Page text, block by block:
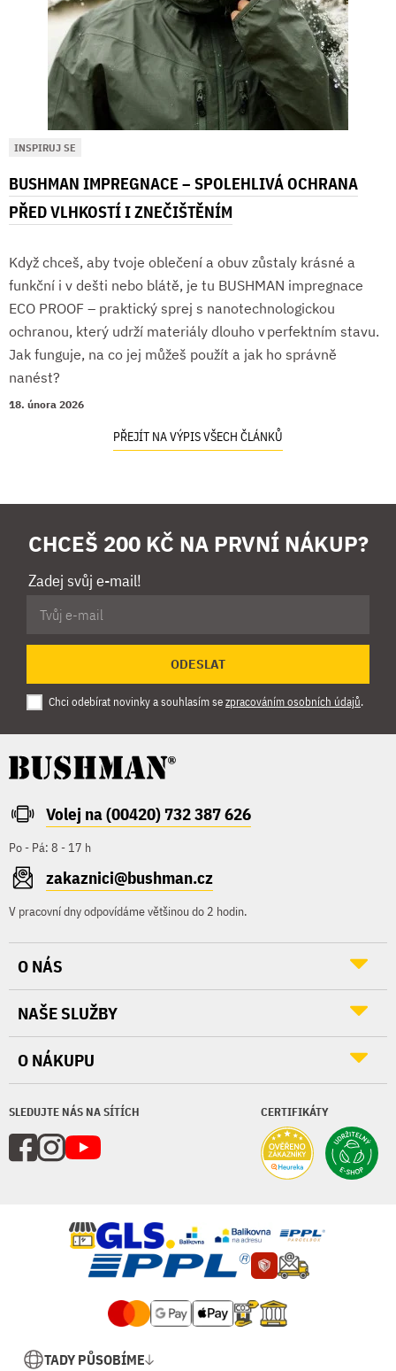
INSPIRUJ SE
BUSHMAN IMPREGNACE – SPOLEHLIVÁ OCHRANA
PŘED VLHKOSTÍ I ZNEČIŠTĚNÍM
Když chceš, aby tvoje oblečení a obuv zůstaly krásné a
funkční i v dešti nebo blátě, je tu BUSHMAN impregnace
ECO PROOF – praktický sprej s nanotechnologickou
ochranou, který udrží materiály dlouho v perfektním stavu.
Jak funguje, na co jej můžeš použít a jak ho správně
nanést?
18. února 2026
PŘEJÍT NA VÝPIS VŠECH ČLÁNKŮ
CHCEŠ 200 KČ NA PRVNÍ NÁKUP?
Zadej svůj e-mail!
ODESLAT
Chci odebírat novinky a souhlasím sezpracováním osobních údajů.
Volej na (00420) 732 387 626
Po - Pá: 8 - 17 h
zakaznici@bushman.cz
V pracovní dny odpovídáme většinou do 2 hodin.
SLEDUJTE NÁS NA SÍTÍCH CERTIFIKÁTY
O NÁS
NAŠE SLUŽBY
O NÁKUPU
TADY PŮSOBÍME